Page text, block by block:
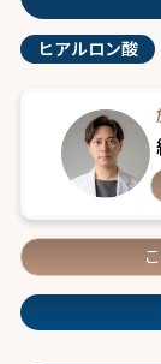
ヒアルロン酸